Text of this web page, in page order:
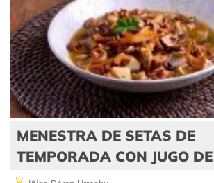
MENESTRA DE SETAS DE
TEMPORADA CON JUGO